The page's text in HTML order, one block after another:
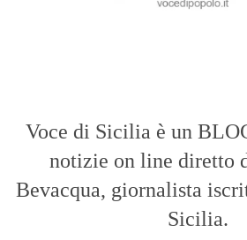
Voce di Sicilia è un
notizie on line diretto
Bevacqua, giornalista
Sicilia.